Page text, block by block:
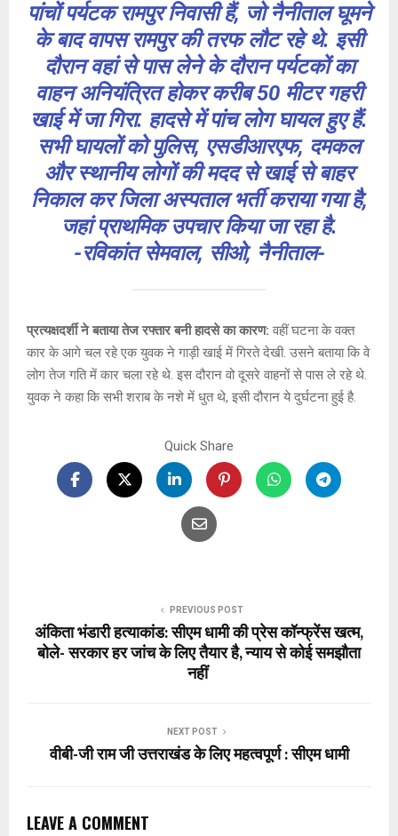
पांचों पर्यटक रामपुर निवासी हैं, जो नैनीताल घूमने
के बाद वापस रामपुर की तरफ लौट रहे थे. इसी
दौरान वहां से पास लेने के दौरान पर्यटकों का
वाहन अनियंत्रित होकर करीब 50 मीटर गहरी
खाई में जा गिरा. हादसे में पांच लोग घायल हुए हैं.
सभी घायलों को पुलिस, एसडीआरएफ, दमकल
और स्थानीय लोगों की मदद से खाई से बाहर
निकाल कर जिला अस्पताल भर्ती कराया गया है,
जहां प्राथमिक उपचार किया जा रहा है.
-रविकांत सेमवाल, सीओ, नैनीताल-
प्रत्यक्षदर्शी ने बताया तेज रफ्तार बनी हादसे का कारण: वहीं घटना के वक्त
कार के आगे चल रहे एक युवक ने गाड़ी खाई में गिरते देखी. उसने बताया कि वे
लोग तेज गति में कार चला रहे थे. इस दौरान वो दूसरे वाहनों से पास ले रहे थे.
युवक ने कहा कि सभी शराब के नशे में धुत थे, इसी दौरान ये दुर्घटना हुई है.
Quick Share
PREVIOUS POST
अंकिता भंडारी हत्याकांड: सीएम धामी की प्रेस कॉन्फ्रेंस खत्म,
बोले- सरकार हर जांच के लिए तैयार है, न्याय से कोई समझौता
नहीं
NEXT POST
वीबी-जी राम जी उत्तराखंड के लिए महत्वपूर्ण : सीएम धामी
LEAVE A COMMENT